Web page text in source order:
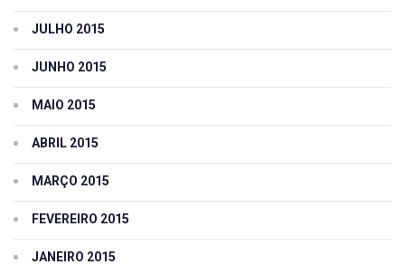
JULHO 2015
JUNHO 2015
MAIO 2015
ABRIL 2015
MARÇO 2015
FEVEREIRO 2015
JANEIRO 2015